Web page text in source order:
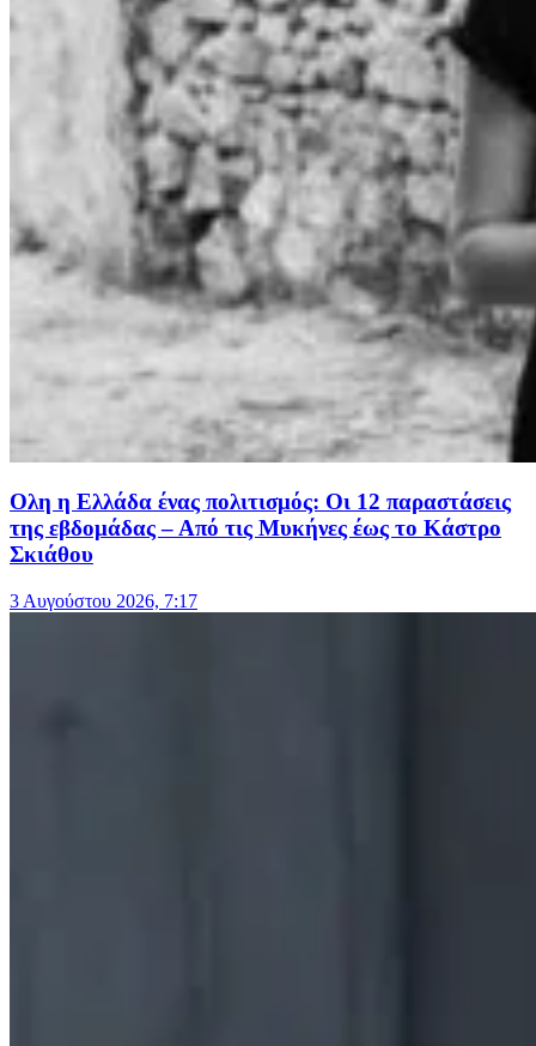
Ολη η Ελλάδα ένας πολιτισμός: Οι 12 παραστάσεις
της εβδομάδας – Από τις Μυκήνες έως το Κάστρο
Σκιάθου
3 Αυγούστου 2026, 7:17